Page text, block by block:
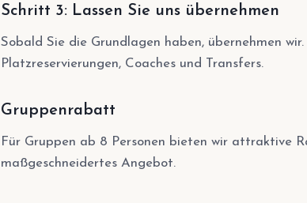
Schritt 3: Lassen Sie uns übernehmen
Sobald Sie die Grundlagen haben, übernehmen
Platzreservierungen, Coaches und Transfers.
Gruppenrabatt
Für Gruppen ab 8 Personen bieten wir attraktive
maßgeschneidertes Angebot.